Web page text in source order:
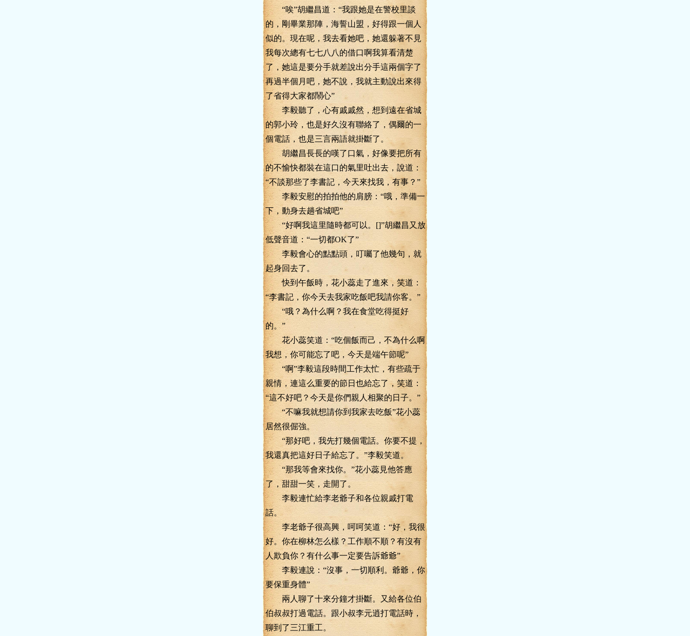
“唉”胡繼昌道：“我跟她是在警校里談
的，剛畢業那陣，海誓山盟，好得跟一個人
似的。現在呢，我去看她吧，她還躲著不見
我每次總有七七八八的借口啊我算看清楚
了，她這是要分手就差說出分手這兩個字了
再過半個月吧，她不說，我就主動說出來得
了省得大家都鬧心”
李毅聽了，心有戚戚然，想到遠在省城
的郭小玲，也是好久沒有聯絡了，偶爾的一
個電話，也是三言兩語就掛斷了。
胡繼昌長長的嘆了口氣，好像要把所有
的不愉快都裝在這口的氣里吐出去，說道：
“不談那些了李書記，今天來找我，有事？”
李毅安慰的拍拍他的肩膀：“哦，準備一
下，動身去趟省城吧”
“好啊我這里隨時都可以。[]”胡繼昌又放
低聲音道：“一切都OK了”
李毅會心的點點頭，叮囑了他幾句，就
起身回去了。
快到午飯時，花小蕊走了進來，笑道：
“李書記，你今天去我家吃飯吧我請你客。”
“哦？為什么啊？我在食堂吃得挺好
的。”
花小蕊笑道：“吃個飯而己，不為什么啊
我想，你可能忘了吧，今天是端午節呢”
“啊”李毅這段時間工作太忙，有些疏于
親情，連這么重要的節日也給忘了，笑道：
“這不好吧？今天是你們親人相聚的日子。”
“不嘛我就想請你到我家去吃飯”花小蕊
居然很倔強。
“那好吧，我先打幾個電話。你要不提，
我還真把這好日子給忘了。”李毅笑道。
“那我等會來找你。”花小蕊見他答應
了，甜甜一笑，走開了。
李毅連忙給李老爺子和各位親戚打電
話。
李老爺子很高興，呵呵笑道：“好，我很
好。你在柳林怎么樣？工作順不順？有沒有
人欺負你？有什么事一定要告訴爺爺”
李毅連說：“沒事，一切順利。爺爺，你
要保重身體”
兩人聊了十來分鐘才掛斷。又給各位伯
伯叔叔打過電話。跟小叔李元逍打電話時，
聊到了三江重工。